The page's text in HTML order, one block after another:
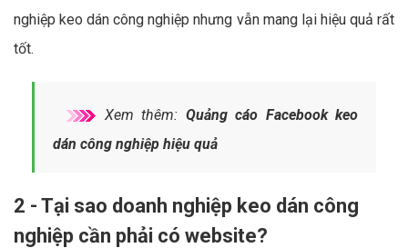
nghiệp keo dán công nghiệp nhưng vẫn mang lại hiệu quả rất
tốt.
Xem thêm: Quảng cáo Facebook keo
dán công nghiệp hiệu quả
2 - Tại sao doanh nghiệp keo dán công
nghiệp cần phải có website?